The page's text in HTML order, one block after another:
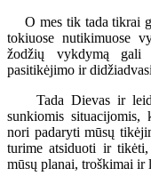
O mes tik tada tikrai
tokiuose nutikimuose
žodžių vykdymą gali
pasitikėjimo ir
Tada Dievas ir
sunkiomis situacijomis,
nori padaryti mūsų
turime atsiduoti ir
mūsų planai, troškimai ir